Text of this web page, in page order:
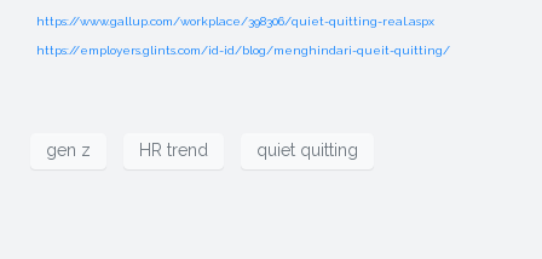
https://www.gallup.com/workplace/398306/quiet-quitting-real.aspx
https://employers.glints.com/id-id/blog/menghindari-queit-quitting/
gen z HR trend quiet quitting